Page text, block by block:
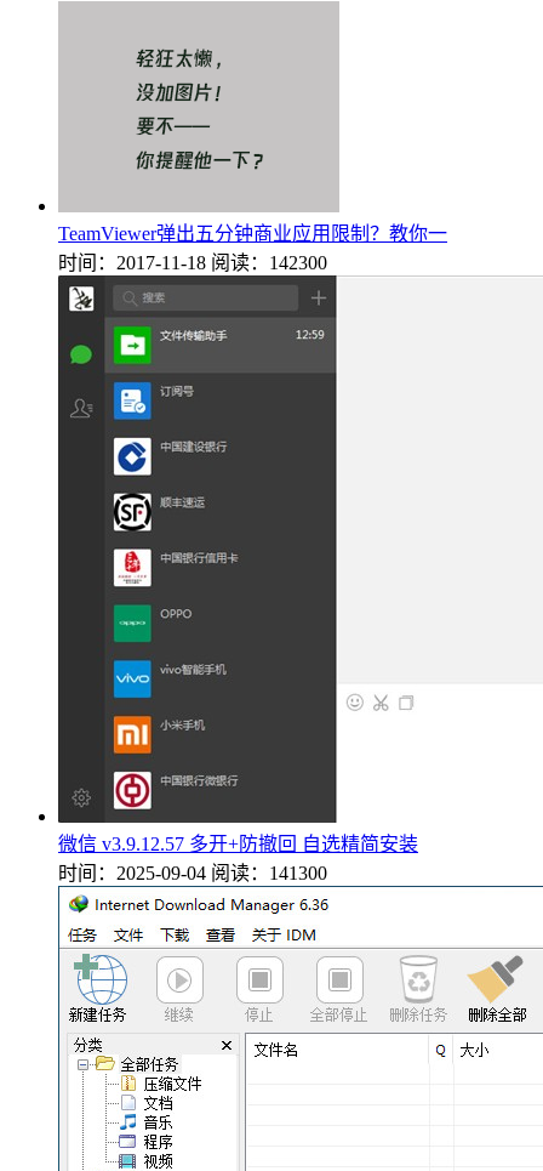
TeamViewer弹出五分钟商业应用限制？教你一
时间：2017-11-18 阅读：142300
微信 v3.9.12.57 多开+防撤回 自选精简安装
时间：2025-09-04 阅读：141300